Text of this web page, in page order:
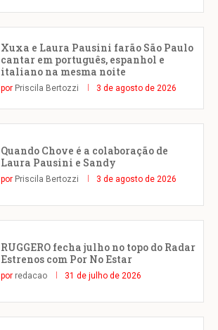
Xuxa e Laura Pausini farão São Paulo
cantar em português, espanhol e
italiano na mesma noite
por Priscila Bertozzi 3 de agosto de 2026
Quando Chove é a colaboração de
Laura Pausini e Sandy
por Priscila Bertozzi 3 de agosto de 2026
RUGGERO fecha julho no topo do Radar
Estrenos com Por No Estar
por redacao 31 de julho de 2026